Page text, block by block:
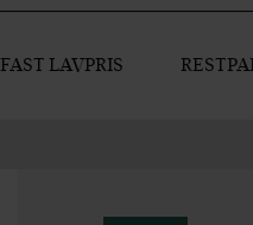
FAST LAVPRIS